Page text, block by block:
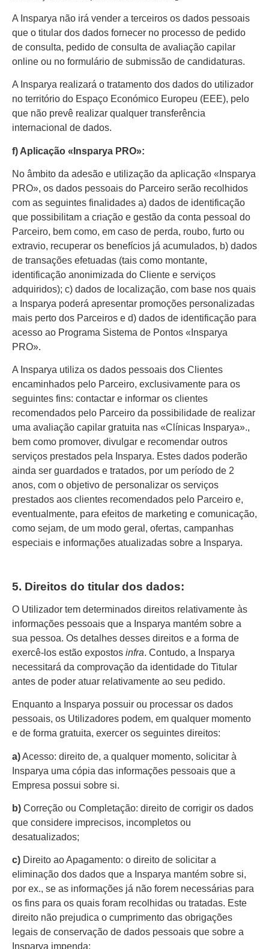
A Insparya não irá vender a terceiros os dados pessoais
que o titular dos dados fornecer no processo de pedido
de consulta, pedido de consulta de avaliação capilar
online ou no formulário de submissão de candidaturas.
A Insparya realizará o tratamento dos dados do utilizador
no território do Espaço Económico Europeu (EEE), pelo
que não prevê realizar qualquer transferência
internacional de dados.
f) Aplicação «Insparya PRO»:
No âmbito da adesão e utilização da aplicação «Insparya
PRO», os dados pessoais do Parceiro serão recolhidos
com as seguintes finalidades a) dados de identificação
que possibilitam a criação e gestão da conta pessoal do
Parceiro, bem como, em caso de perda, roubo, furto ou
extravio, recuperar os benefícios já acumulados, b) dados
de transações efetuadas (tais como montante,
identificação anonimizada do Cliente e serviços
adquiridos); c) dados de localização, com base nos quais
a Insparya poderá apresentar promoções personalizadas
mais perto dos Parceiros e d) dados de identificação para
acesso ao Programa Sistema de Pontos «Insparya
PRO».
A Insparya utiliza os dados pessoais dos Clientes
encaminhados pelo Parceiro, exclusivamente para os
seguintes fins: contactar e informar os clientes
recomendados pelo Parceiro da possibilidade de realizar
uma avaliação capilar gratuita nas «Clínicas Insparya».,
bem como promover, divulgar e recomendar outros
serviços prestados pela Insparya. Estes dados poderão
ainda ser guardados e tratados, por um período de 2
anos, com o objetivo de personalizar os serviços
prestados aos clientes recomendados pelo Parceiro e,
eventualmente, para efeitos de marketing e comunicação,
como sejam, de um modo geral, ofertas, campanhas
especiais e informações atualizadas sobre a Insparya.
5. Direitos do titular dos dados:
O Utilizador tem determinados direitos relativamente às
informações pessoais que a Insparya mantém sobre a
sua pessoa. Os detalhes desses direitos e a forma de
exercê-los estão expostos infra. Contudo, a Insparya
necessitará da comprovação da identidade do Titular
antes de poder atuar relativamente ao seu pedido.
Enquanto a Insparya possuir ou processar os dados
pessoais, os Utilizadores podem, em qualquer momento
e de forma gratuita, exercer os seguintes direitos:
a)Acesso: direito de, a qualquer momento, solicitar à
Insparya uma cópia das informações pessoais que a
Empresa possui sobre si.
b) Correção ou Completação: direito de corrigir os dados
que considere imprecisos, incompletos ou
desatualizados;
c) Direito ao Apagamento: o direito de solicitar a
eliminação dos dados que a Insparya mantém sobre si,
por ex., se as informações já não forem necessárias para
os fins para os quais foram recolhidas ou tratadas. Este
direito não prejudica o cumprimento das obrigações
legais de conservação de dados pessoais que sobre a
Insparya impenda;